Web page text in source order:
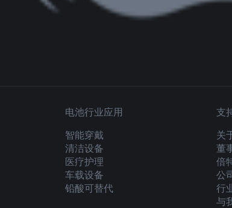
电池行业应用
智能穿戴
清洁设备
医疗护理
车载设备
铅酸可替代
支
关
董
倍
公
行
与